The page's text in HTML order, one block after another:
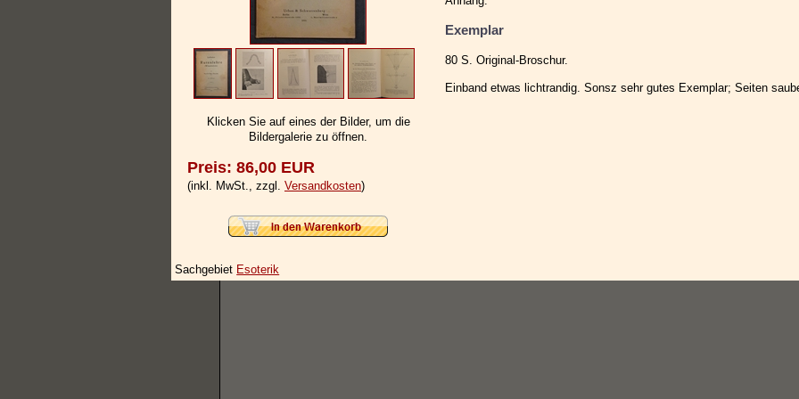
Klicken Sie auf eines der Bilder, um die
Bildergalerie zu öffnen.
Preis: 86,00 EUR
(inkl. MwSt., zzgl. Versandkosten)
Exemplar
80 S. Original-Broschur.
Einband etwas lichtrandig. Sonsz sehr gutes Exemplar; Seiten
Sachgebiet Esoterik